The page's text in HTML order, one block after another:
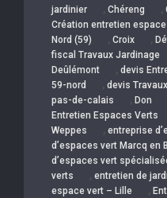
jardinier , Chéreng ,
Création entretien
Nord (59)
, Croix ,
fiscal Travaux Jardinage
Deûlémont , devis
59-nord
, devis
pas-de-calais
, Don
Entretien Espaces Verts
Weppes
, entreprise
d’espaces vert Marcq en
d’espaces vert
verts
, entretien de
espace vert – Lille
,